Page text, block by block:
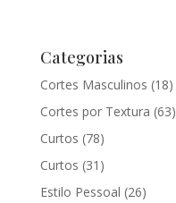
Categorias
Cortes Masculinos (18)
Cortes por Textura (63)
Curtos (78)
Curtos (31)
Estilo Pessoal (26)